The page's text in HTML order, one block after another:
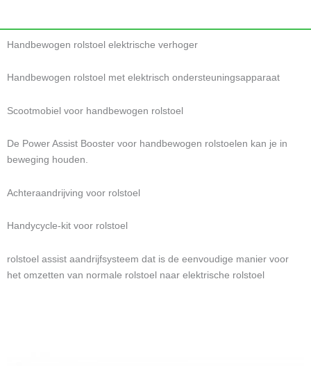
Handbewogen rolstoel elektrische verhoger
Handbewogen rolstoel met elektrisch ondersteuningsapparaat
Scootmobiel voor handbewogen rolstoel
De Power Assist Booster voor handbewogen rolstoelen kan je in
beweging houden.
Achteraandrijving voor rolstoel
Handycycle-kit voor rolstoel
rolstoel assist aandrijfsysteem dat is de eenvoudige manier voor
het omzetten van normale rolstoel naar elektrische rolstoel